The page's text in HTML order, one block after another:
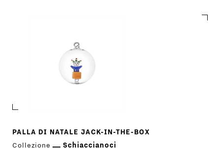
PRODOTTI
NEWS
PALLA DI NATALE JACK-IN-THE-BOX
Collezione
Schiaccianoci